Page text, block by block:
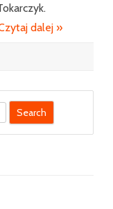
dalej »